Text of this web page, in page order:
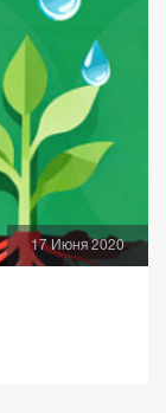
17 Июня 2020